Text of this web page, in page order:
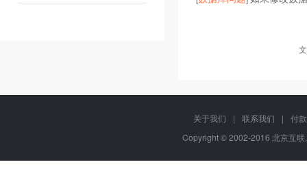
关于我们 | 联系我们 |
付
Copyright © 2002-2016 北京互